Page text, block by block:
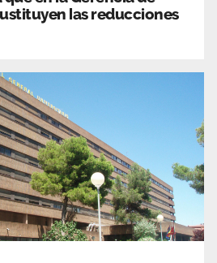
las reducciones